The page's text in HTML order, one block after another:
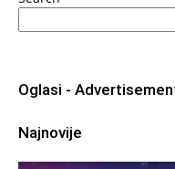
Oglasi -
Najnovije